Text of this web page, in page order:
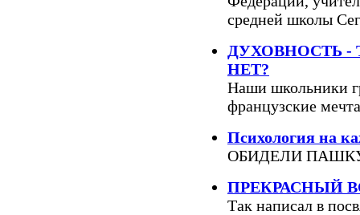
средней школы
ДУХОВНОСТЬ
НЕТ?
Наши школьники
французские
Психология на
ОБИДЕЛИ
ПРЕКРАСНЫЙ
Так написал в